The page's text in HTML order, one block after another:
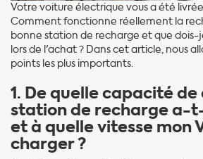
Votre voiture électrique vous a été
Comment fonctionne réellement la
bonne station de recharge et que
lors de l'achat ? Dans cet article, nous
points les plus importants.
1. De quelle capacité
station de recharge a-
et à quelle vitesse mon
charger ?